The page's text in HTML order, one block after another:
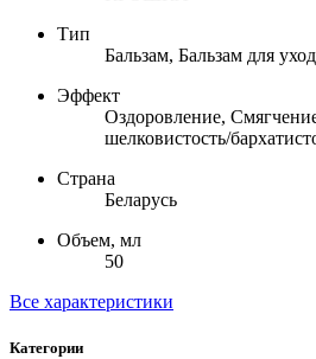
Тип
Бальзам, Бальзам для
Эффект
Оздоровление,
шелковистость/
Страна
Беларусь
Объем, мл
50
Все характеристики
Категории